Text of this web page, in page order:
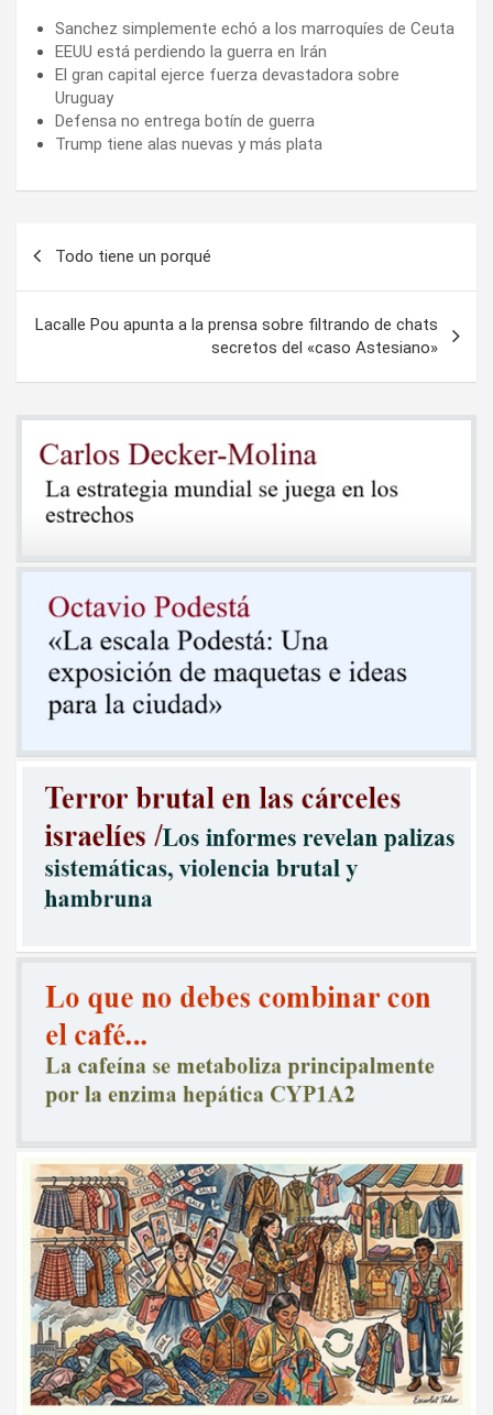
Sanchez simplemente echó a los marroquíes de Ceuta
EEUU está perdiendo la guerra en Irán
El gran capital ejerce fuerza devastadora sobre
Uruguay
Defensa no entrega botín de guerra
Trump tiene alas nuevas y más plata
entradas
Todo tiene un porqué
Lacalle Pou apunta a la prensa sobre filtrando de chats
secretos del «caso Astesiano»